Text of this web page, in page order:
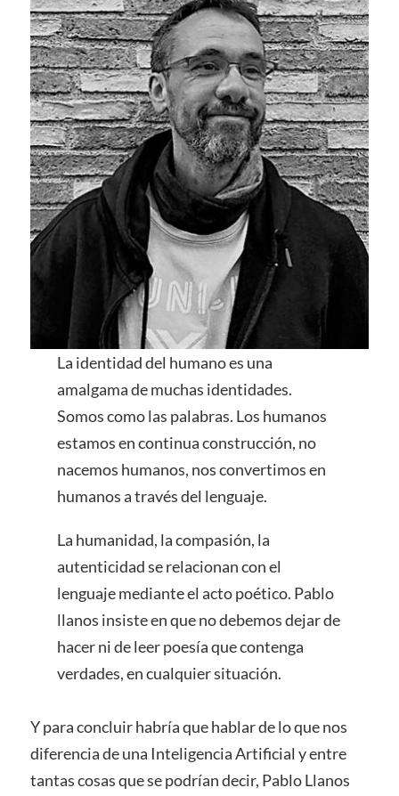
La identidad del humano es una
amalgama de muchas identidades.
Somos como las palabras. Los humanos
estamos en continua construcción, no
nacemos humanos, nos convertimos en
humanos a través del lenguaje.
La humanidad, la compasión, la
autenticidad se relacionan con el
lenguaje mediante el acto poético. Pablo
llanos insiste en que no debemos dejar de
hacer ni de leer poesía que contenga
verdades, en cualquier situación.
Y para concluir habría que hablar de lo que nos
diferencia de una Inteligencia Artificial y entre
tantas cosas que se podrían decir, Pablo Llanos